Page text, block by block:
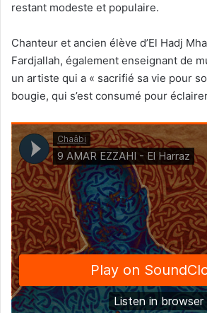
restant modeste et populaire.
Chanteur et ancien élève d’El Hadj
Fardjallah, également enseignant de
un artiste qui a « sacrifié sa vie pour
bougie, qui s’est consumé pour